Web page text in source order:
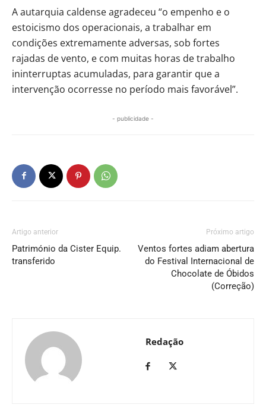
A autarquia caldense agradeceu “o empenho e o
estoicismo dos operacionais, a trabalhar em
condições extremamente adversas, sob fortes
rajadas de vento, e com muitas horas de trabalho
ininterruptas acumuladas, para garantir que a
intervenção ocorresse no período mais favorável”.
- publicidade -
Artigo anterior
Património da Cister Equip.
transferido
Próximo artigo
Ventos fortes adiam abertura
do Festival Internacional de
Chocolate de Óbidos
(Correção)
Redação